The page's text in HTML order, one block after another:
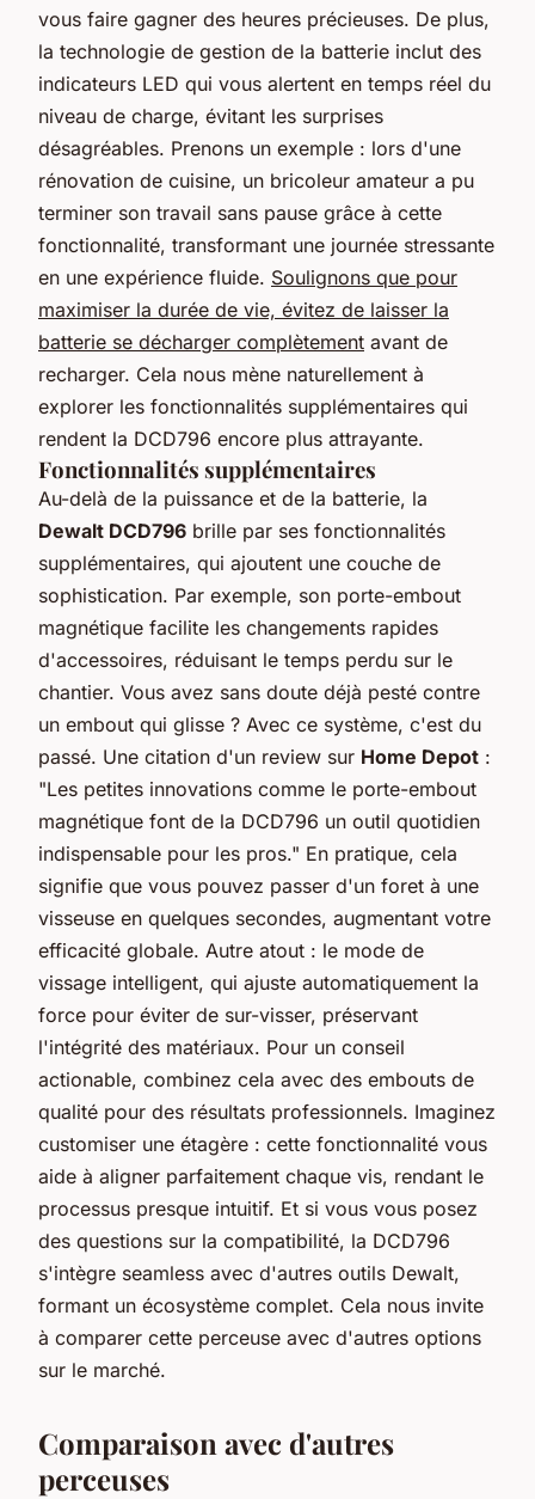
vous faire gagner des heures précieuses. De plus,
la technologie de gestion de la batterie inclut des
indicateurs LED qui vous alertent en temps réel du
niveau de charge, évitant les surprises
désagréables. Prenons un exemple : lors d'une
rénovation de cuisine, un bricoleur amateur a pu
terminer son travail sans pause grâce à cette
fonctionnalité, transformant une journée stressante
en une expérience fluide. Soulignons que pour
maximiser la durée de vie, évitez de laisser la
batterie se décharger complètement avant de
recharger. Cela nous mène naturellement à
explorer les fonctionnalités supplémentaires qui
rendent la DCD796 encore plus attrayante.
Fonctionnalités supplémentaires
Au-delà de la puissance et de la batterie, la
Dewalt DCD796 brille par ses fonctionnalités
supplémentaires, qui ajoutent une couche de
sophistication. Par exemple, son porte-embout
magnétique facilite les changements rapides
d'accessoires, réduisant le temps perdu sur le
chantier. Vous avez sans doute déjà pesté contre
un embout qui glisse ? Avec ce système, c'est du
passé. Une citation d'un review sur Home Depot :
"Les petites innovations comme le porte-embout
magnétique font de la DCD796 un outil quotidien
indispensable pour les pros." En pratique, cela
signifie que vous pouvez passer d'un foret à une
visseuse en quelques secondes, augmentant votre
efficacité globale. Autre atout : le mode de
vissage intelligent, qui ajuste automatiquement la
force pour éviter de sur-visser, préservant
l'intégrité des matériaux. Pour un conseil
actionable, combinez cela avec des embouts de
qualité pour des résultats professionnels. Imaginez
customiser une étagère : cette fonctionnalité vous
aide à aligner parfaitement chaque vis, rendant le
processus presque intuitif. Et si vous vous posez
des questions sur la compatibilité, la DCD796
s'intègre seamless avec d'autres outils Dewalt,
formant un écosystème complet. Cela nous invite
à comparer cette perceuse avec d'autres options
sur le marché.
Comparaison avec d'autres
perceuses